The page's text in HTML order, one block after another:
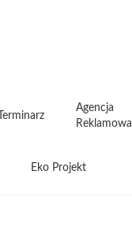
Terminarz
Agencja
Reklamowa
Eko Projekt